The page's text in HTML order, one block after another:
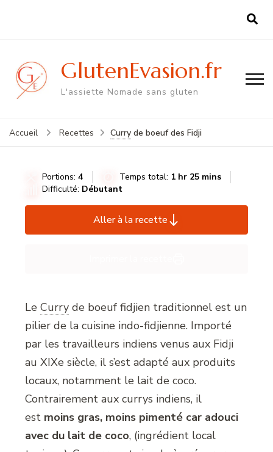
GlutenEvasion.fr
L'assiette Nomade sans gluten
Accueil Recettes Curry de boeuf des Fidji
Portions:4 Temps total: 1 hr 25 mins
Difficulté: Débutant
Aller à la recette
Le Curry de boeuf fidjien traditionnel est un
pilier de la cuisine indo-fidjienne. Importé
par les travailleurs indiens venus aux Fidji
au XIXe siècle, il s’est adapté aux produits
locaux, notamment le lait de coco.
Contrairement aux currys indiens, il
est moins gras, moins pimenté car adouci
avec du lait de coco, (ingrédient local